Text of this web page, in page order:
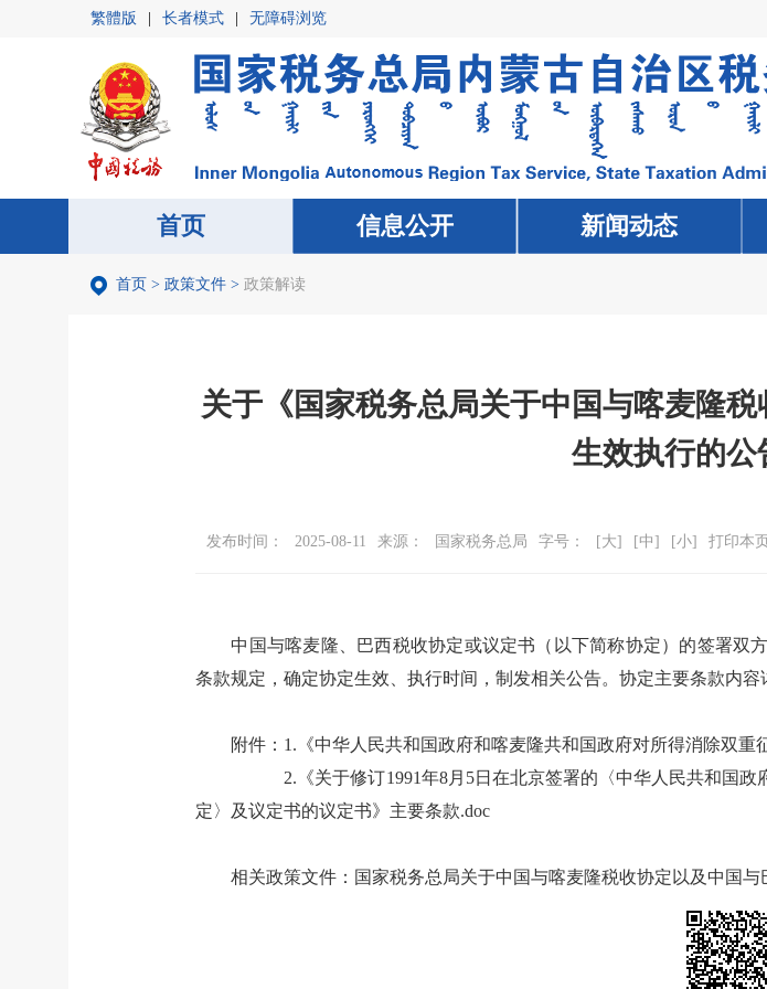
繁體版 长者模式 无障碍浏览
首页 信息公开 新闻动态
首页 信息公开 新闻动态
首页 > 政策文件 > 政策解读
关于《国家税务总局关于中国与喀麦隆
生效执行的公
发布时间： 2025-08-11 来源： 国家税务总局 字号： [大] [中] [小] 打印本页
中国与喀麦隆、巴西税收协定或议定书（以下简称协定）的签署双
条款规定，确定协定生效、执行时间，制发相关公告。协定主要条款内容
附件：1. 《中华人民共和国政府和喀麦隆共和国政府对所得消除双
2. 《关于修订1991年8月5日在北京签署的〈中华人民共和国
定〉及议定书的议定书》主要条款.doc
相关政策文件： 国家税务总局关于中国与喀麦隆税收协定以及中国